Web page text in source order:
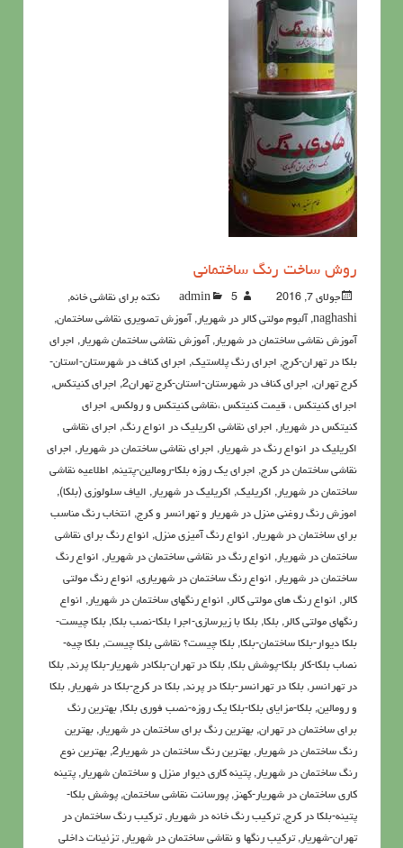
روش ساخت رنگ ساختمانی
جولای 7, 2016 admin 5نکته برای نقاشی خانه
,
naghashi
, آلبوم مولتی کالر در شهریار, آموزش تصویری نقاشی ساختمان,
آموزش نقاشی ساختمان در شهریار, آموزش نقاشی ساختمان شهریار, اجرای
بلکا در تهران-کرج, اجرای رنگ پلاستیک, اجرای کناف در شهرستان-استان-
کرج تهران, اجرای کناف در شهرستان-استان-کرج تهران2 , اجرای کنیتکس,
اجرای کنیتکس ، قیمت کنیتکس ،نقاشي كنيتكس و رولكس, اجرای
کنیتکس در شهریار, اجرای نقاشی اکریلیک در انواع رنگ, اجرای نقاشی
اکریلیک در انواع رنگ در شهریار, اجرای نقاشی ساختمان در شهریار, اجرای
نقاشی ساختمان در کرج, اجرای یک روزه بلکا-رومالین-پتینه, اطلاعيه نقاشی
ساختمان در شهریار, اکريليک, اکريليک در شهریار, الیاف سلولوزی (بلکا),
اموزش رنگ روغنی منزل در شهریار و تهرانسر و کرج, انتخاب رنگ مناسب
برای ساختمان در شهریار, انواع رنگ آمیزی منزل, انواع رنگ برای نقاشی
ساختمان در شهریار, انواع رنگ در نقاشی ساختمان در شهریار, انواع رنگ
ساختمان در شهریار, انواع رنگ ساختمان در شهریاری, انواع رنگ مولتی
کالر, انواع رنگ های مولتی کالر, انواع رنگهای ساختمان در شهریار, انواع
رنگهای مولتی کالر, بلکا, بلکا با زیرسازی-اجرا بلکا-نصب بلکا, بلکا چیست-
بلکا دیوار-بلکا ساختمان-بلکا, بلکا چیست؟ نقاشی بلکا چیست, بلکا چیه-
نصاب بلکا-کار بلکا-پوشش بلکا, بلکا در تهران-بلکادر شهریار-بلکا پرند, بلکا
در تهرانسر, بلکا در تهرانسر-بلکا در پرند, بلکا در کرج-بلکا در شهریار, بلکا
و رومالین, بلکا-مزایای بلکا-بلکا یک روزه-نصب فوری بلکا, بهترین رنگ
برای ساختمان در تهران, بهترین رنگ برای ساختمان در شهریار, بهترین
رنگ ساختمان در شهریار, بهترین رنگ ساختمان در شهریار2 , بهترین نوع
رنگ ساختمان در شهریار, پتينه کاري ديوار منزل و ساختمان شهریار, پتینه
کاری ساختمان در شهریار-کهنز, پورسانت نقاشی ساختمان, پوشش بلکا-
پتینه-بلکا در کرج,تركيب رنگ خانه در شهریار,تركيب رنگ ساختمان در
تهران-شهریار,ترکیب رنگها و نقاشی ساختمان در شهریار,تزئینات داخلی